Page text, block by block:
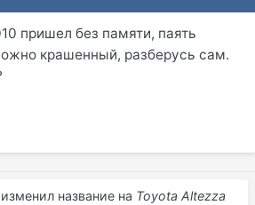
пришел без памяти, паять
крашенный, разберусь сам.
изменил название на Toyota Altezza